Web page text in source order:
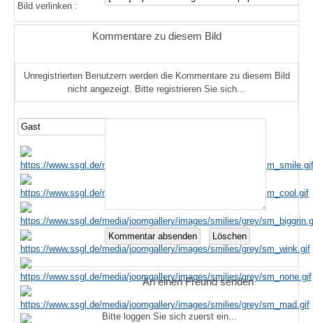
Bild verlinken :
Kommentare zu diesem Bild
Unregistrierten Benutzern werden die Kommentare zu diesem Bild
nicht angezeigt. Bitte registrieren Sie sich...
An einen Freund senden
Bitte loggen Sie sich zuerst ein...